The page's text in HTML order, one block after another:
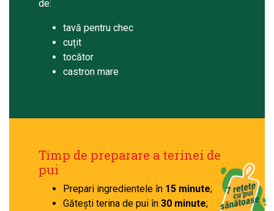
de:
tavă pentru chec
cuțit
tocător
castron mare
Timp de preparare a terinei de
pui
Prepari ingredientele în 15 minute;
Gătești terina de pui în 30 minute;